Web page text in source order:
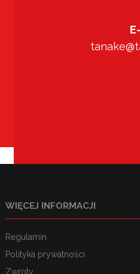
WIĘCEJ INFORMACJI
Regulamin
Polityka prywatności
Zwroty